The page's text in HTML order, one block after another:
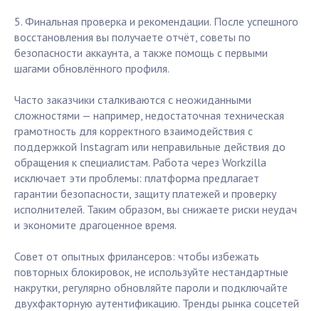
5. Финальная проверка и рекомендации. После успешного
восстановления вы получаете отчёт, советы по
безопасности аккаунта, а также помощь с первыми
шагами обновлённого профиля.
Часто заказчики сталкиваются с неожиданными
сложностями — например, недостаточная техническая
грамотность для корректного взаимодействия с
поддержкой Instagram или неправильные действия до
обращения к специалистам. Работа через Workzilla
исключает эти проблемы: платформа предлагает
гарантии безопасности, защиту платежей и проверку
исполнителей. Таким образом, вы снижаете риски неудач
и экономите драгоценное время.
Совет от опытных фрилансеров: чтобы избежать
повторных блокировок, не используйте нестандартные
накрутки, регулярно обновляйте пароли и подключайте
двухфакторную аутентификацию. Тренды рынка соцсетей